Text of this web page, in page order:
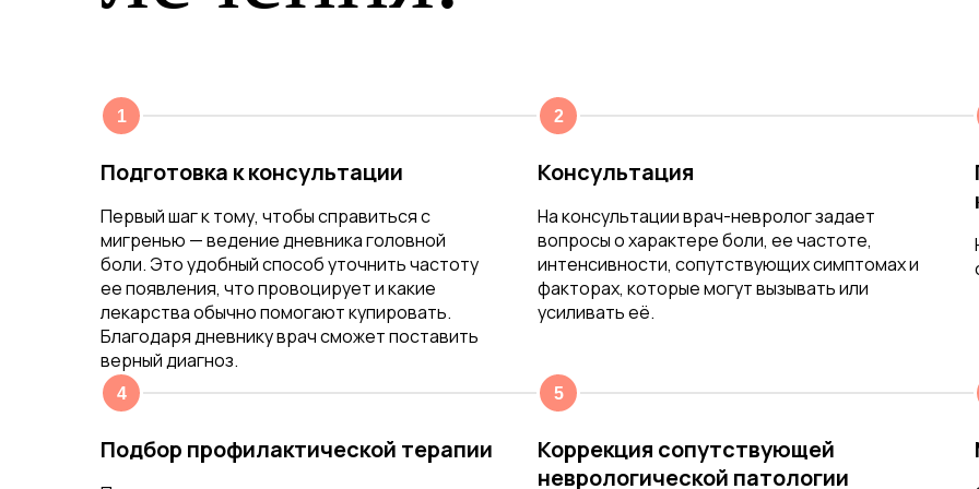
Подготовка к консультации
Первый шаг к тому, чтобы справиться с
мигренью — ведение дневника головной
боли. Это удобный способ уточнить частоту
ее появления, что провоцирует и какие
лекарства обычно помогают купировать.
Благодаря дневнику врач сможет поставить
верный диагноз.
Консультация
На консультации врач-невролог задает
вопросы о характере боли, ее частоте,
интенсивности, сопутствующих симптомах и
факторах, которые могут вызывать или
усиливать её.
Подбор профилактической терапии
Коррекция сопутствующей
неврологической патологии